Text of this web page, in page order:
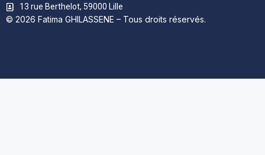
13 rue Berthelot, 59000 Lille
© 2026 Fatima GHILASSENE – Tous droits réservés.